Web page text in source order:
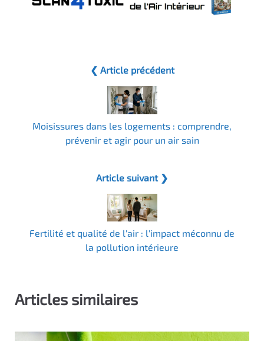
❮ Article précédent
Moisissures dans les logements : comprendre,
prévenir et agir pour un air sain
Article suivant ❯
Fertilité et qualité de l'air : l'impact méconnu de
la pollution intérieure
Articles similaires